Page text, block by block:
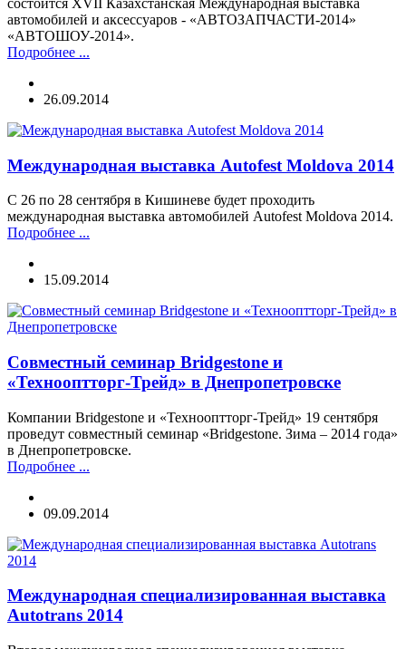
автомобилей и аксессуаров - «АВТОЗАПЧАСТИ-2014»
«АВТОШОУ-2014».
Подробнее ...
26.09.2014
Международная выставка Autofest Moldova 2014
С 26 по 28 сентября в Кишиневе будет проходить
международная выставка автомобилей Autofest Moldova 2014.
Подробнее ...
15.09.2014
Совместный семинар Bridgestone и
«Технооптторг-Трейд» в Днепропетровске
Компании Bridgestone и «Технооптторг-Трейд» 19 сентября
проведут совместный семинар «Bridgestone. Зима – 2014 года»
в Днепропетровске.
Подробнее ...
09.09.2014
Международная специализированная выставка
Autotrans 2014